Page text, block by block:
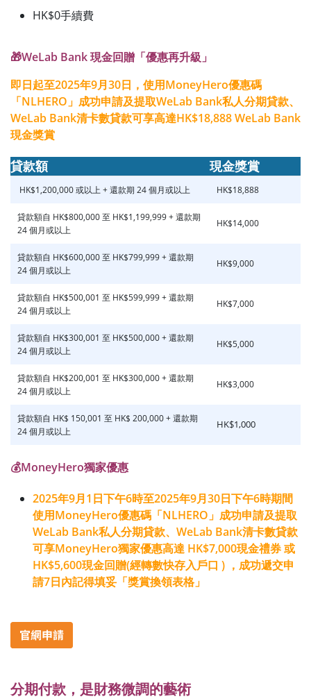
HK$0手續費
🎁WeLab Bank 現金回贈「優惠再升級」
即日起至2025年9月30日，使用MoneyHero優惠碼
「NLHERO」成功申請及提取WeLab Bank私人分期貸款、
WeLab Bank清卡數貸款可享高達HK$18,888 WeLab Bank
現金獎賞
貸款額 現金獎賞
HK$1,200,000 或以上 + 還款期 24 個月或以上 HK$18,888
貸款額自 HK$800,000 至 HK$1,199,999 + 還款期
24 個月或以上
HK$14,000
貸款額自 HK$600,000 至 HK$799,999 + 還款期
24 個月或以上
HK$9,000
貸款額自 HK$500,001 至 HK$599,999 + 還款期
24 個月或以上
HK$7,000
貸款額自 HK$300,001 至 HK$500,000 + 還款期
24 個月或以上
HK$5,000
貸款額自 HK$200,001 至 HK$300,000 + 還款期
24 個月或以上
HK$3,000
貸款額自 HK$ 150,001 至 HK$ 200,000 + 還款期
24 個月或以上
HK$1,000
💰MoneyHero獨家優惠
2025年9月1日下午6時至2025年9月30日下午6時期間
使用MoneyHero優惠碼「NLHERO」成功申請及提取
WeLab Bank私人分期貸款、WeLab Bank清卡數貸款
可享MoneyHero獨家優惠高達 HK$7,000現金禮券 或
HK$5,600現金回贈(經轉數快存入戶口 ) ，成功遞交申
請7日內記得填妥「獎賞換領表格」
分期付款，是財務微調的藝術